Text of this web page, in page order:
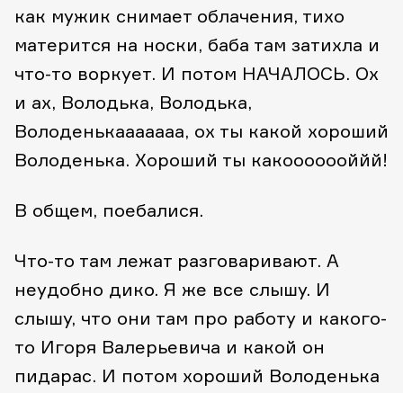
как мужик снимает облачения, тихо
матерится на носки, баба там затихла и
что-то воркует. И потом НАЧАЛОСЬ. Ох
и ах, Володька, Володька,
Володенькааааааа, ох ты какой хороший
Володенька. Хороший ты какооооооййй!
В общем, поебалися.
Что-то там лежат разговаривают. А
неудобно дико. Я же все слышу. И
слышу, что они там про работу и какого-
то Игоря Валерьевича и какой он
пидарас. И потом хороший Володенька